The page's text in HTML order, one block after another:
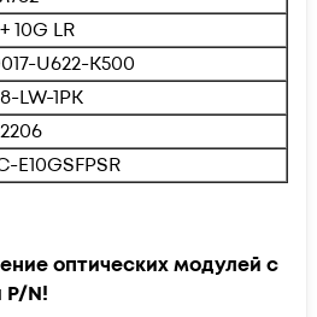
10G LR
U622-K500
LW-1PK
E10GSFPSR
оптических модулей с
N!